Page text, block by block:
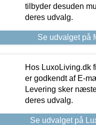
tilbyder desuden
deres udvalg.
Se udvalget på
Hos LuxoLiving.dk
er godkendt af E-
Levering sker
deres udvalg.
Se udvalget på